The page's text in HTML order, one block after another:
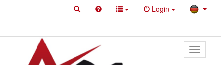
Login
Toggle
primary